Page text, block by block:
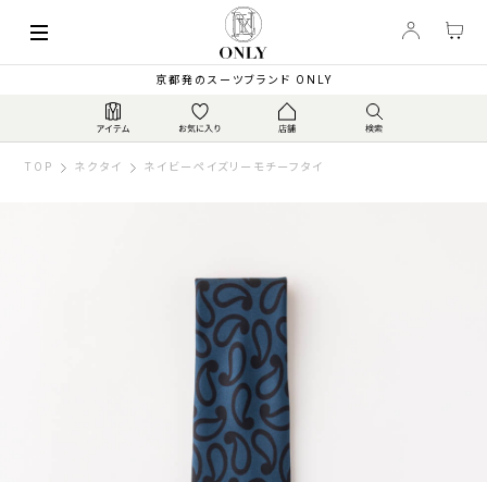
京都発のスーツブランド ONLY
TOP ネクタイ ネイビーペイズリーモチーフタイ